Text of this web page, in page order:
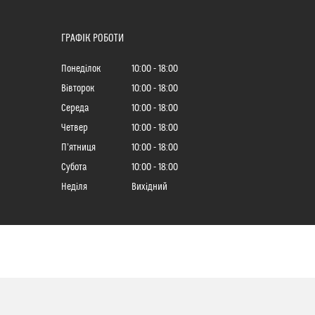
ГРАФІК РОБОТИ
Понеділок 10:00
18:00
Вівторок
10:00
18:00
Середа
10:00
18:00
Четвер
10:00
18:00
Пʼятниця
10:00
18:00
Субота
10:00
18:00
Неділя
Вихідний